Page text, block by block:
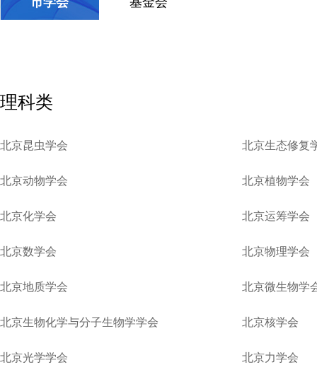
理科类
北京昆虫学会 北京生态修复
北京动物学会 北京植物学会
北京化学会 北京运筹学会
北京数学会 北京物理学会
北京地质学会 北京微生物学
北京生物化学与分子生物学学会 北京核学会
北京光学学会 北京力学会